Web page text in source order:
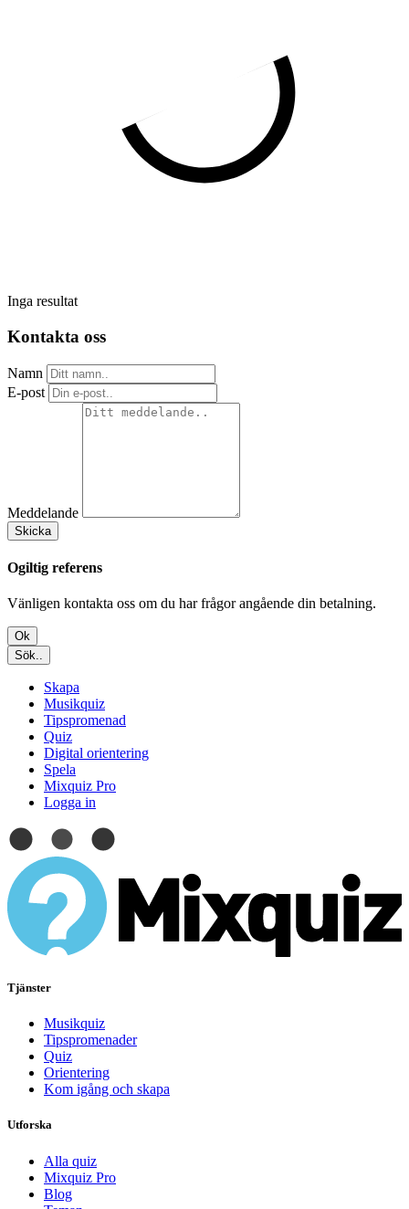
Inga resultat
Kontakta oss
Namn
E-post
Meddelande
Skicka
Ogiltig referens
Vänligen kontakta oss om du har frågor angående din betalning.
Ok
Sök..
Skapa
Musikquiz
Tipspromenad
Quiz
Digital orientering
Spela
Mixquiz Pro
Logga in
Tjänster
Musikquiz
Tipspromenader
Quiz
Orientering
Kom igång och skapa
Utforska
Alla quiz
Mixquiz Pro
Blog